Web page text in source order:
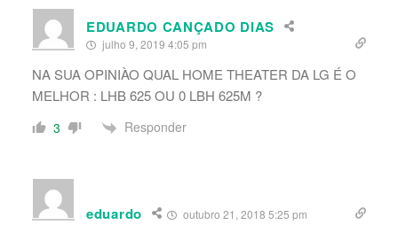
EDUARDO CANÇADO DIAS
julho 9, 2019 4:05 pm
NA SUA OPINIÀO QUAL HOME THEATER DA LG É O
MELHOR : LHB 625 OU 0 LBH 625M ?
3 Responder
eduardo outubro 21, 2018 5:25 pm